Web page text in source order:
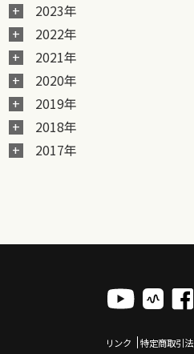
2023年
2022年
2021年
2020年
2019年
2018年
2017年
リンク 特定商取引法